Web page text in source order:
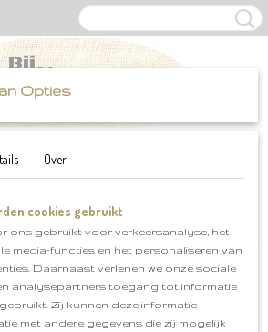
UW WINKELWAGEN
Crafter >Colour Crafter Sint Niklaas
Opties
Over
cookies gebruikt
ons gebruikt voor verkeersanalyse, het
media-functies en het personaliseren van
Daarnaast verlenen we onze sociale
analysepartners toegang tot informatie
Zij kunnen deze informatie
met andere gegevens die zij mogelijk